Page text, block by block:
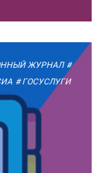
ЖУРНАЛ #
# ГОСУСЛУГИ